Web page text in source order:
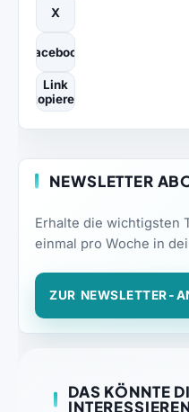
X
Facebook
Link
kopieren
NEWSLETTER
Erhalte die wichtigsten
einmal pro Woche in
ZUR NEWSLETTER-
DAS KÖNNTE